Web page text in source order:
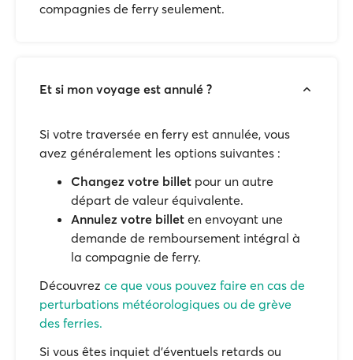
compagnies de ferry seulement.
Et si mon voyage est annulé ?
Si votre traversée en ferry est annulée, vous
avez généralement les options suivantes :
Changez votre billet pour un autre
départ de valeur équivalente.
Annulez votre billet en envoyant une
demande de remboursement intégral à
la compagnie de ferry.
Découvrez ce que vous pouvez faire en cas de
perturbations météorologiques ou de grève
des ferries.
Si vous êtes inquiet d'éventuels retards ou